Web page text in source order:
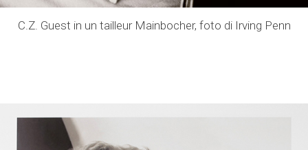
C.Z. Guest in un tailleur Mainbocher, foto di Irving Penn